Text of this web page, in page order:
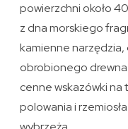
powierzchni około
z dna morskiego
kamienne narzędzia,
obrobionego
cenne wskazówki
polowania i